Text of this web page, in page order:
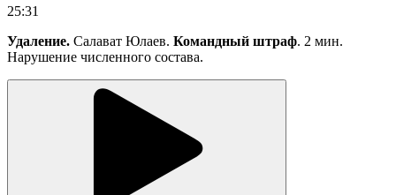
25:31
Удаление. Салават Юлаев. Командный штраф. 2 мин.
Нарушение численного состава.